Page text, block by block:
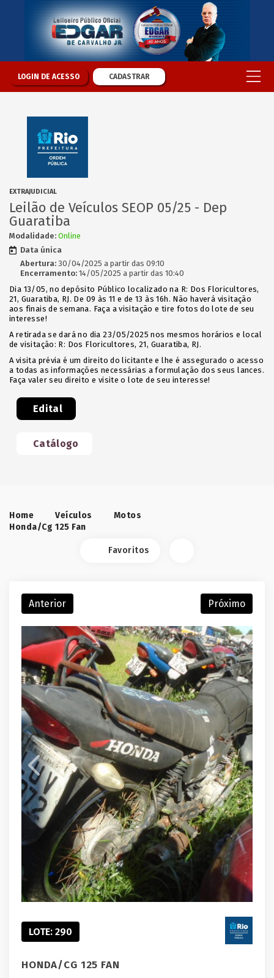
LOGIN DE ACESSO CADASTRAR
EXTRAJUDICIAL
Leilão de Veículos SEOP 05/25 - Dep
Guaratiba
Modalidade: Online
Data única
Abertura: 30/04/2025 a partir das 09:10
Encerramento: 14/05/2025 a partir das 10:40
Dia 13/05, no depósito Público localizado na R: Dos Floricultores,
21, Guaratiba, RJ. De 09 às 11 e de 13 às 16h. Não haverá visitação
aos finais de semana. Faça a visitação e tire fotos do lote de seu
interesse!
A retirada se dará no dia 23/05/2025 nos mesmos horários e local
de visitação: R: Dos Floricultores, 21, Guaratiba, RJ.
A visita prévia é um direito do licitante e lhe é assegurado o acesso
a todas as informações necessárias a formulação dos seus lances.
Faça valer seu direito e visite o lote de seu interesse!
Edital
Catálogo
Home Veículos
Motos
Honda/Cg 125 Fan
Favoritos
Anterior Próximo
LOTE: 290
HONDA/CG 125 FAN